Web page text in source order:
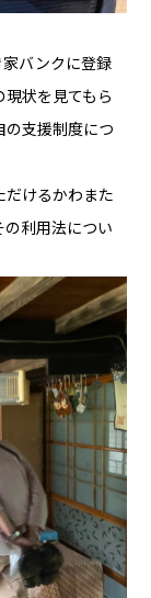
バンクに登録
状を見てもら
の支援制度につ
だけるかわまた
利用法につい